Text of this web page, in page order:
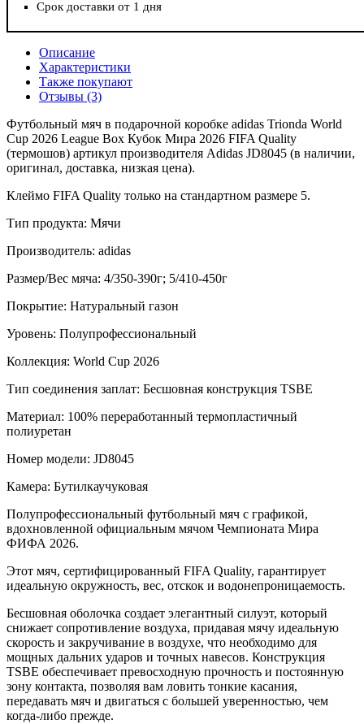
Срок доставки от 1 дня
Описание
Характеристики
Также покупают
Отзывы (3)
Футбольный мяч в подарочной коробке adidas Trionda World
Cup 2026 League Box Кубок Мира 2026 FIFA Quality
(термошов) артикул производителя Adidas JD8045 (в наличии,
оригинал, доставка, низкая цена).
Клеймо FIFA Quality только на стандартном размере 5.
Тип продукта: Мячи
Производитель: adidas
Размер/Вес мяча: 4/350-390г; 5/410-450г
Покрытие: Натуральный газон
Уровень: Полупрофессиональный
Коллекция: World Cup 2026
Тип соединения заплат: Бесшовная конструкция TSBE
Материал: 100% переработанный термопластичный
полиуретан
Номер модели: JD8045
Камера: Бутилкаучуковая
Полупрофессиональный футбольный мяч с графикой,
вдохновленной официальным мячом Чемпионата Мира
ФИФА 2026.
Этот мяч, сертифицированный FIFA Quality, гарантирует
идеальную окружность, вес, отскок и водонепроницаемость.
Бесшовная оболочка создает элегантный силуэт, который
снижает сопротивление воздуха, придавая мячу идеальную
скорость и закручивание в воздухе, что необходимо для
мощных дальних ударов и точных навесов. Конструкция
TSBE обеспечивает превосходную прочность и постоянную
зону контакта, позволяя вам ловить тонкие касания,
передавать мяч и двигаться с большей уверенностью, чем
когда-либо прежде.